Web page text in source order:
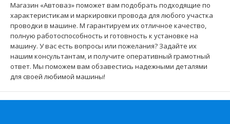
Жгут проводки системы зажигания 21154-3724026-40
2300 грн.
Применение на автомобилях семейства ВАЗ-2113, 2114,
2115 Лада Самара 2 и их модификаций...
Магазин «Автоваз» поможет вам подобрать подходящие по
характеристикам и маркировки провода для любого участка
проводки в машине. М гарантируем их отличное качество,
полную работоспособность и готовность к установке на
машину. У вас есть вопросы или пожелания? Задайте их
нашим консультантам, и получите оперативный грамотный
ответ. Мы поможем вам обзавестись надежными деталями
для своей любимой машины!